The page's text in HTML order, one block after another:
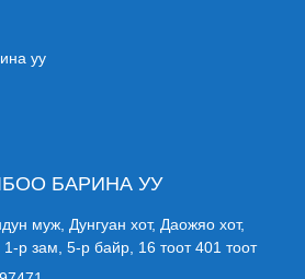
уу
БАРИНА УУ
муж, Дунгуан хот, Даожяо хот,
1-р зам, 5-р байр, 16 тоот 401 тоот